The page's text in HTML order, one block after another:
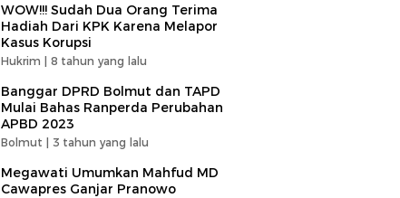
WOW!!! Sudah Dua Orang Terima
Hadiah Dari KPK Karena Melapor
Kasus Korupsi
Hukrim | 8 tahun yang lalu
Banggar DPRD Bolmut dan TAPD
Mulai Bahas Ranperda Perubahan
APBD 2023
Bolmut | 3 tahun yang lalu
Megawati Umumkan Mahfud MD
Cawapres Ganjar Pranowo